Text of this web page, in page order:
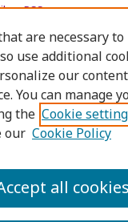
orRSS
are necessary
use additional
our
You can manage
the Cookie
our Cookie Policy
all cookies